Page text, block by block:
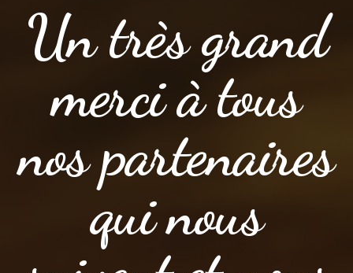
Un très grand
merci à tous
nos partenaires
qui nous